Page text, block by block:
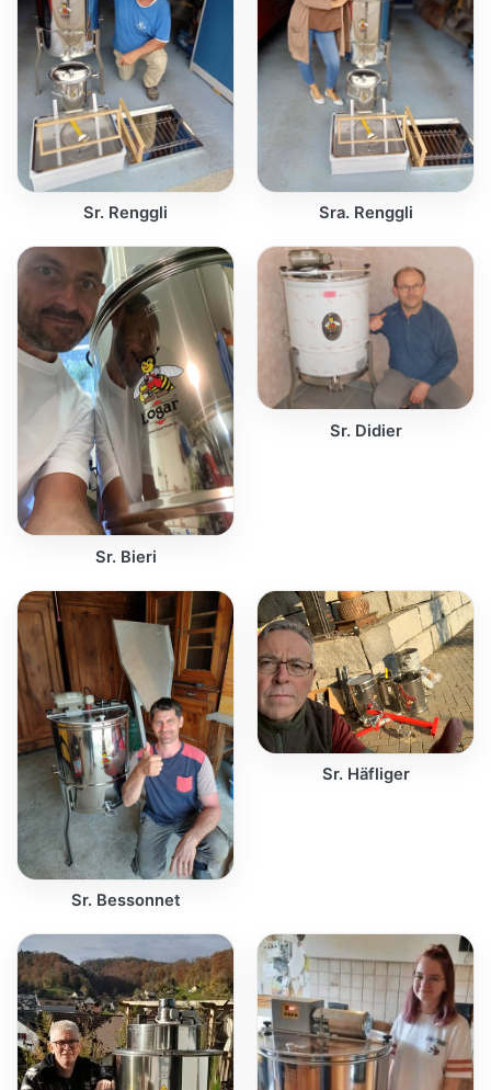
Sr. Renggli Sra. Renggli
Sr. Bieri
Sr. Didier
Sr. Bessonnet
Sr. Häfliger